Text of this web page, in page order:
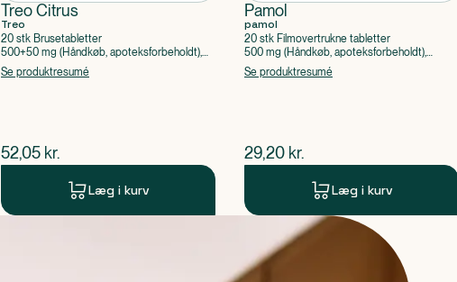
Treo Citrus
Treo
20 stk Brusetabletter
500+50 mg (Håndkøb, apoteksforbeholdt),
Acetylsalicylsyre, Caffein
Se produktresumé
$nuværende pris
52,05 kr.
Læg i kurv
Pamol
pamol
20 stk Filmovertrukne tabletter
500 mg (Håndkøb, apoteksforbeholdt),
Paracetamol
Se produktresumé
$nuværende pris
29,20 kr.
Læg i kurv